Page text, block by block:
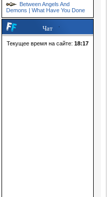
Between Angels And
Demons | What Have You Done
Чат
Текущее время на сайте: 18:17